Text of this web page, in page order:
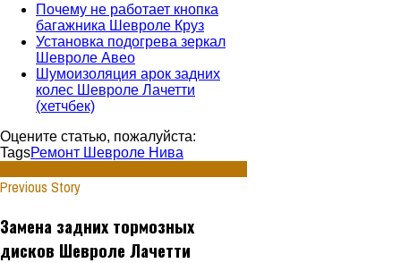
Почему не работает кнопка
багажника Шевроле Круз
Установка подогрева зеркал
Шевроле Авео
Шумоизоляция арок задних
колес Шевроле Лачетти
(хетчбек)
Оцените статью, пожалуйста:
TagsРемонт Шевроле Нива
Previous Story
Замена задних тормозных
дисков Шевроле Лачетти